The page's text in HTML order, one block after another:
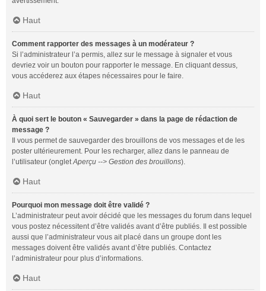
Haut
Comment rapporter des messages à un modérateur ?
Si l’administrateur l’a permis, allez sur le message à signaler et vous
devriez voir un bouton pour rapporter le message. En cliquant dessus,
vous accéderez aux étapes nécessaires pour le faire.
Haut
À quoi sert le bouton « Sauvegarder » dans la page de rédaction de
message ?
Il vous permet de sauvegarder des brouillons de vos messages et de les
poster ultérieurement. Pour les recharger, allez dans le panneau de
l’utilisateur (ongletAperçu --> Gestion des brouillons).
Haut
Pourquoi mon message doit être validé ?
L’administrateur peut avoir décidé que les messages du forum dans lequel
vous postez nécessitent d’être validés avant d’être publiés. Il est possible
aussi que l’administrateur vous ait placé dans un groupe dont les
messages doivent être validés avant d’être publiés. Contactez
l’administrateur pour plus d’informations.
Haut